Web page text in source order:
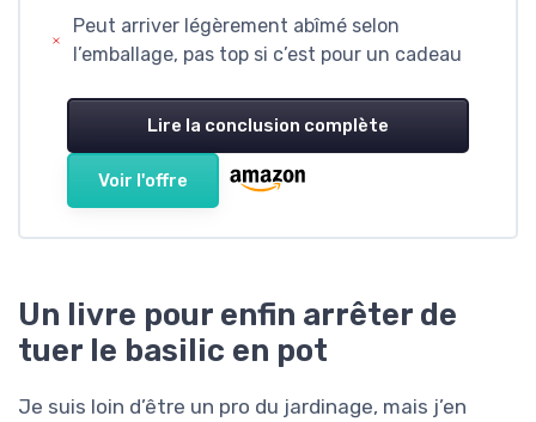
Peut arriver légèrement abîmé selon
l’emballage, pas top si c’est pour un cadeau
Lire la conclusion complète
Voir l'offre
Un livre pour enfin arrêter de
tuer le basilic en pot
Je suis loin d’être un pro du jardinage, mais j’en